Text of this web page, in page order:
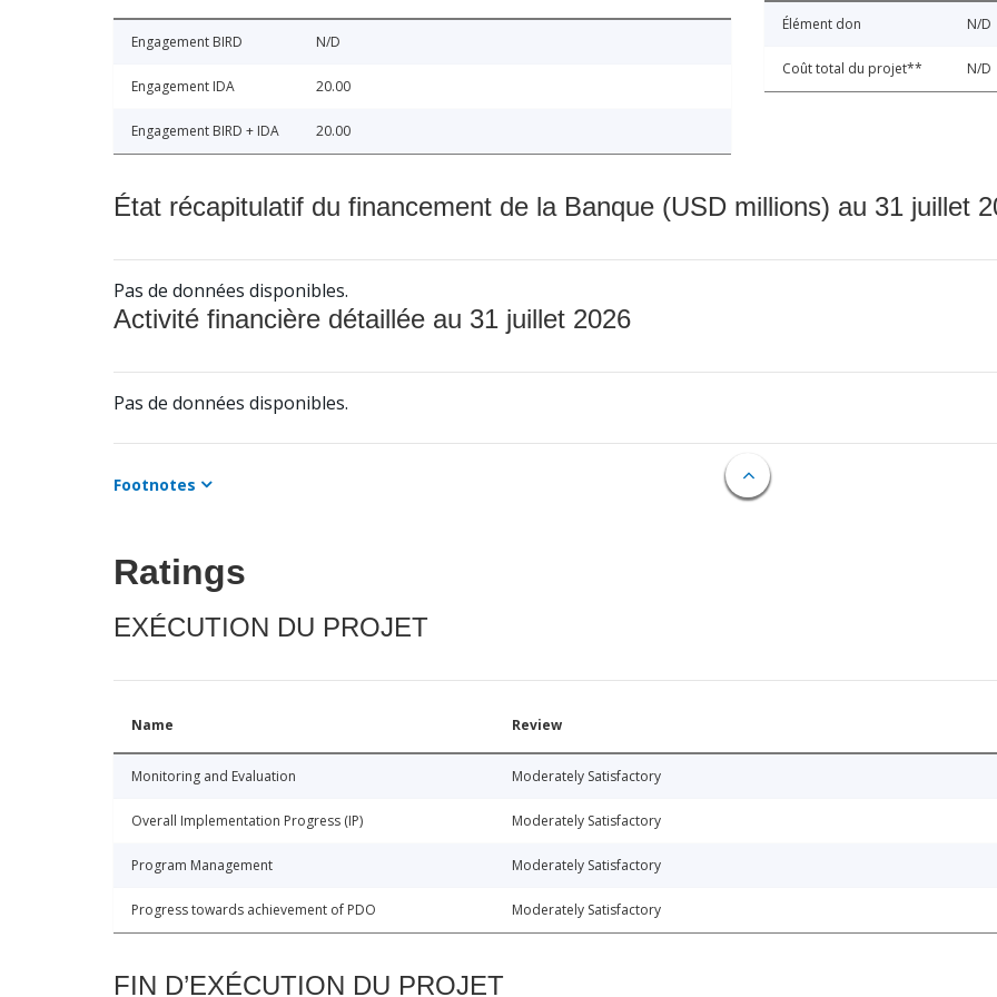
Engagement BIRD N/D
Engagement IDA 20.00
Engagement BIRD + IDA 20.00
Élément don N/D
Coût total du projet** N/D
État récapitulatif du financement de la Banque (USD millions) au 31 juillet
Pas de données disponibles.
Activité financière détaillée au 31 juillet 2026
Pas de données disponibles.
Footnotes
Ratings
EXÉCUTION DU PROJET
Name Review
Monitoring and Evaluation Moderately Satisfactory
Overall Implementation Progress (IP) Moderately Satisfactory
Program Management Moderately Satisfactory
Progress towards achievement of PDO Moderately Satisfactory
FIN D’EXÉCUTION DU PROJET